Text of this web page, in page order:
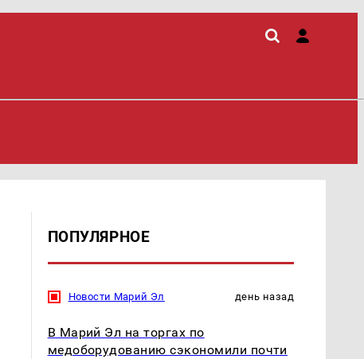
ПОПУЛЯРНОЕ
Новости Марий Эл день назад
В Марий Эл на торгах по
медоборудованию сэкономили почти